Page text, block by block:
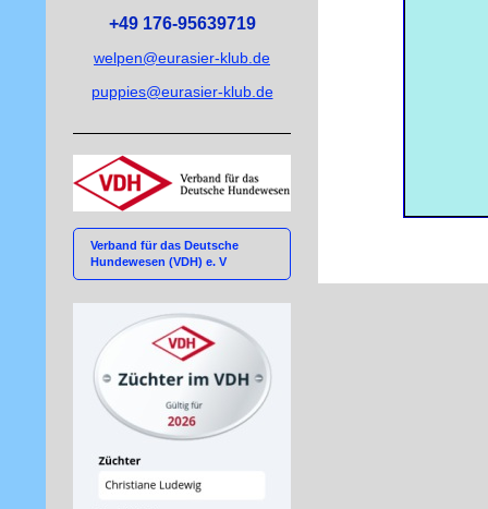
+49 176-95639719
welpen@eurasier-klub.de
puppies@eurasier-klub.de
Verband für das Deutsche
Hundewesen (VDH) e. V